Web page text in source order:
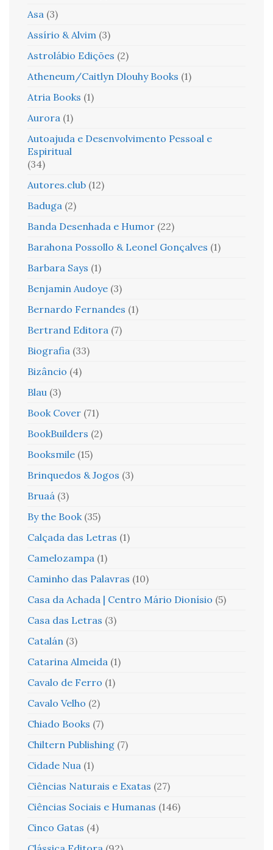
Asa (3)
Assírio & Alvim (3)
Astrolábio Edições (2)
Atheneum/Caitlyn Dlouhy Books (1)
Atria Books (1)
Aurora (1)
Autoajuda e Desenvolvimento Pessoal e
Espiritual
(34)
Autores.club (12)
Baduga (2)
Banda Desenhada e Humor (22)
Barahona Possollo & Leonel Gonçalves (1)
Barbara Says (1)
Benjamin Audoye (3)
Bernardo Fernandes (1)
Bertrand Editora (7)
Biografia (33)
Bizâncio (4)
Blau (3)
Book Cover (71)
BookBuilders (2)
Booksmile (15)
Brinquedos & Jogos (3)
Bruaá (3)
By the Book (35)
Calçada das Letras (1)
Camelozampa (1)
Caminho das Palavras (10)
Casa da Achada | Centro Mário Dionísio (5)
Casa das Letras (3)
Catalán (3)
Catarina Almeida (1)
Cavalo de Ferro (1)
Cavalo Velho (2)
Chiado Books (7)
Chiltern Publishing (7)
Cidade Nua (1)
Ciências Naturais e Exatas (27)
Ciências Sociais e Humanas (146)
Cinco Gatas (4)